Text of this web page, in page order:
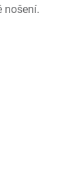
nošení.